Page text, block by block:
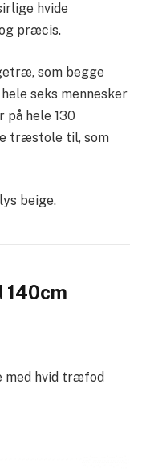
hvide
præcis.
som begge
seks mennesker
på hele 130
træstole til, som
beige.
140cm
med hvid træfod